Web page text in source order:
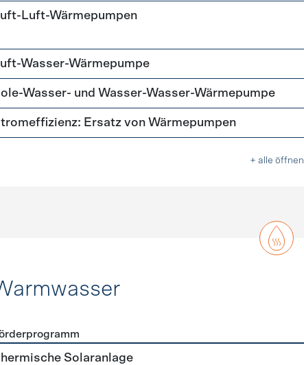
Luft-Wärmepumpen
Wasser-Wärmepumpe
Wasser- und Wasser-Wasser-Wärmepumpe
Ersatz von Wärmepumpen
+ alle öffnen
Warmwasser
Solaranlage